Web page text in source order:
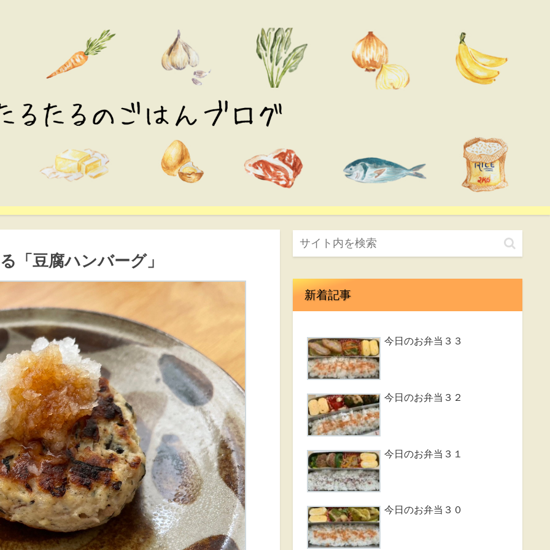
「豆腐ハンバーグ」
新着記事
今日のお弁当３３
今日のお弁当３２
今日のお弁当３１
今日のお弁当３０